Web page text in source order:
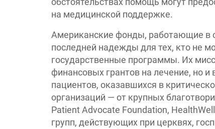
на медицинской поддержке.
Американские фонды, работающие в
последней надежды для тех, кто не
государственные программы. Их
финансовых грантов на лечение, но
пациентов, оказавшихся в
организаций — от крупных
Patient Advocate Foundation,
групп, действующих при церквях,